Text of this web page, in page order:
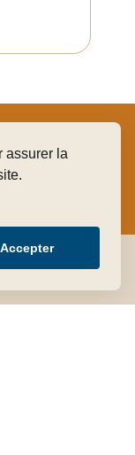
assurer la
Accepter
sa juste
OBJET